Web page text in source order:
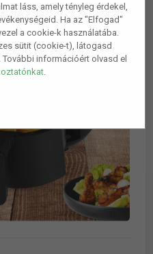
láss, amely tényleg érdekel,
Ha az "Elfogad"
a cookie-k használatába.
sütit (cookie-t), látogasd
. További információért olvasd el
.